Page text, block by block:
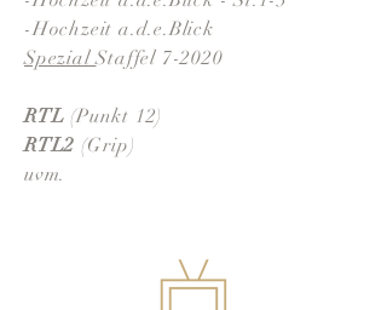
-Hochzeit a.d.e.Blick
SpezialStaffel 7-2020
RTL (Punkt 12)
RTL2 (Grip)
uvm.